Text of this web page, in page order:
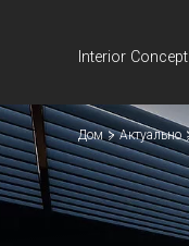
Interior Concept
Дом Актуально